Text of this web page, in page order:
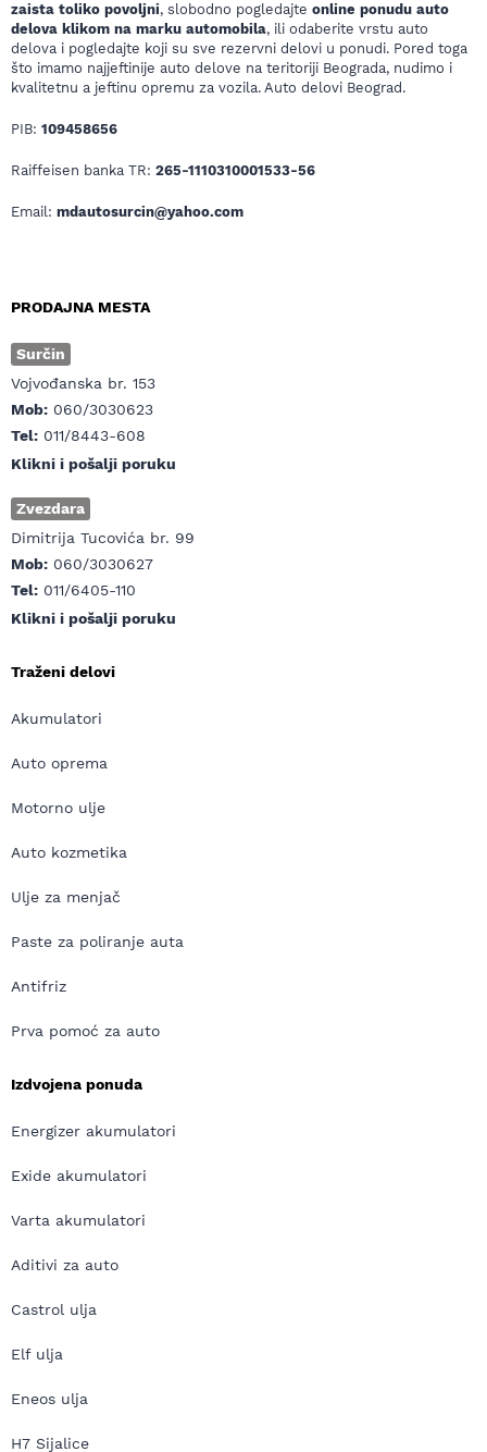
zaista toliko povoljni, slobodno pogledajte online ponudu auto
delova klikom na marku automobila, ili odaberite vrstu auto
delova i pogledajte koji su sve rezervni delovi u ponudi. Pored toga
što imamo najjeftinije auto delove na teritoriji Beograda, nudimo i
kvalitetnu a jeftinu opremu za vozila. Auto delovi Beograd.
PIB: 109458656
Raiffeisen banka TR: 265-1110310001533-56
Email: mdautosurcin@yahoo.com
PRODAJNA MESTA
Surčin
Vojvođanska br. 153
Mob: 060/3030623
Tel: 011/8443-608
Klikni i pošalji poruku
Zvezdara
Dimitrija Tucovića br. 99
Mob: 060/3030627
Tel: 011/6405-110
Klikni i pošalji poruku
Traženi delovi
Akumulatori
Auto oprema
Motorno ulje
Auto kozmetika
Ulje za menjač
Paste za poliranje auta
Antifriz
Prva pomoć za auto
Izdvojena ponuda
Energizer akumulatori
Exide akumulatori
Varta akumulatori
Aditivi za auto
Castrol ulja
Elf ulja
Eneos ulja
H7 Sijalice